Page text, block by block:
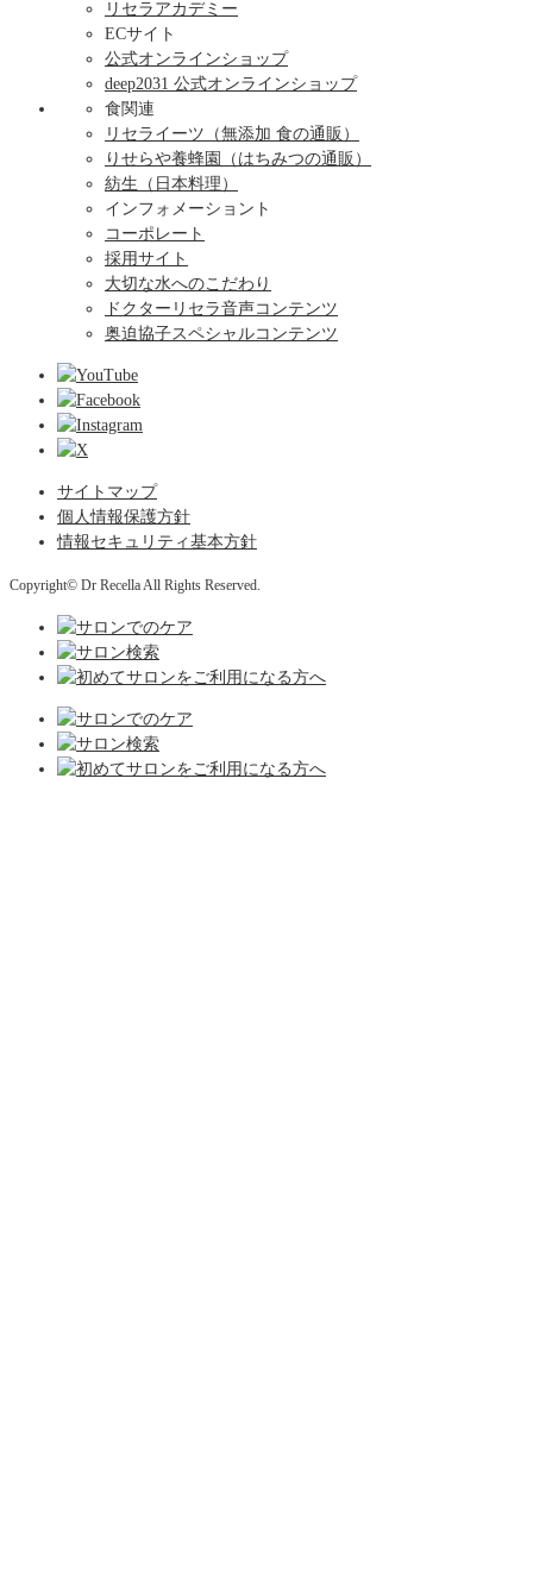
リセラアカデミー
ECサイト
公式オンラインショップ
deep2031 公式オンラインショップ
食関連
リセライーツ（無添加 食の通販）
りせらや養蜂園（はちみつの通販）
紡生（日本料理）
インフォメーショント
コーポレート
採用サイト
大切な水へのこだわり
ドクターリセラ音声コンテンツ
奥迫協子スペシャルコンテンツ
サイトマップ
個人情報保護方針
情報セキュリティ基本方針
Copyright© Dr Recella All Rights Reserved.